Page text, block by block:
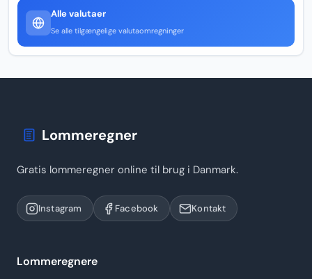
Alle valutaer
Se alle tilgængelige valutaomregninger
Lommeregner
Gratis lommeregner online til brug i Danmark.
Instagram Facebook Kontakt
Lommeregnere